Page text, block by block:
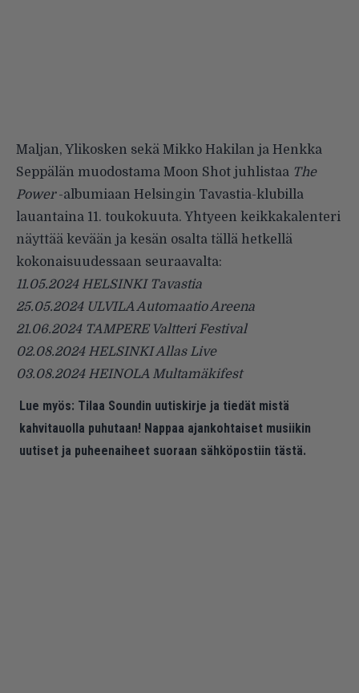
Maljan, Ylikosken sekä Mikko Hakilan ja Henkka
Seppälän muodostama Moon Shot juhlistaa The
Power-albumiaan Helsingin Tavastia-klubilla
lauantaina 11. toukokuuta. Yhtyeen keikkakalenteri
näyttää kevään ja kesän osalta tällä hetkellä
kokonaisuudessaan seuraavalta:
11.05.2024 HELSINKI Tavastia
25.05.2024 ULVILA Automaatio Areena
21.06.2024 TAMPERE Valtteri Festival
02.08.2024 HELSINKI Allas Live
03.08.2024 HEINOLA Multamäkifest
Lue myös: Tilaa Soundin uutiskirje ja tiedät mistä
kahvitauolla puhutaan! Nappaa ajankohtaiset musiikin
uutiset ja puheenaiheet suoraan sähköpostiin tästä.